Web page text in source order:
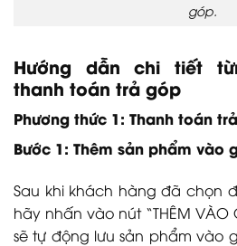
góp.
Hướng dẫn chi tiết
thanh toán trả góp
Phương thức 1: Thanh toán
Bước 1: Thêm sản phẩm vào
Sau khi khách hàng đã chọn
hãy nhấn vào nút “THÊM VÀO
sẽ tự động lưu sản phẩm vào